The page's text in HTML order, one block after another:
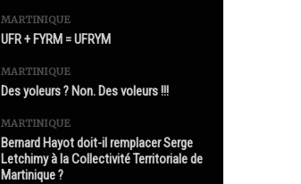
MARTINIQUE
UFR + FYRM = UFRYM
MARTINIQUE
Des yoleurs ? Non. Des voleurs !!!
MARTINIQUE
Bernard Hayot doit-il remplacer Serge
Letchimy à la Collectivité Territoriale de
Martinique ?